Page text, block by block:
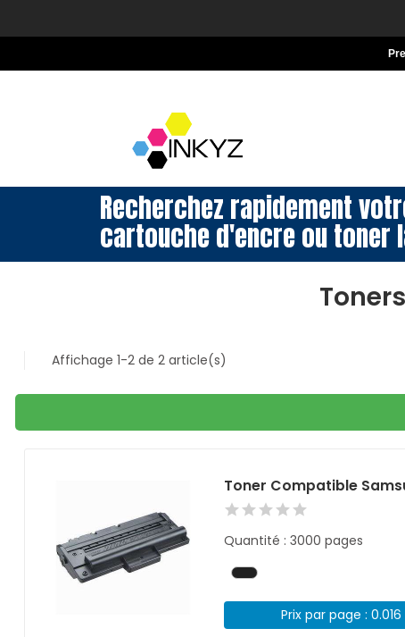
Recherchez rapidement
cartouche d'encre ou toner
Affichage 1-2 de 2 article(s)
Toner Compatible
Quantité : 3000 pages
Prix par page :